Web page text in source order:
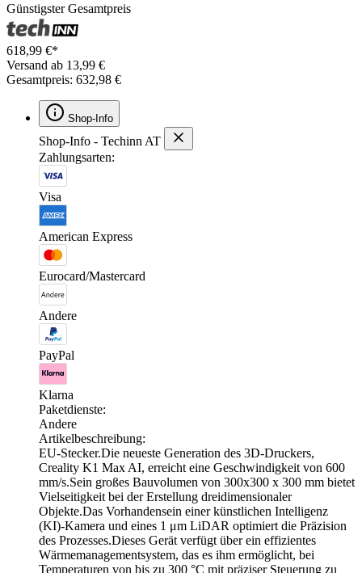
Günstigster Gesamtpreis
618,99 €*
Versand ab 13,99 €
Gesamtpreis: 632,98 €
Shop-Info
Shop-Info - Techinn AT
Zahlungsarten:
Visa
American Express
Eurocard/Mastercard
Andere
PayPal
Klarna
Paketdienste:
Andere
Artikelbeschreibung:
EU-Stecker.Die neueste Generation des 3D-Druckers,
Creality K1 Max AI, erreicht eine Geschwindigkeit von 600
mm/s.Sein großes Bauvolumen von 300x300 x 300 mm bietet
Vielseitigkeit bei der Erstellung dreidimensionaler
Objekte.Das Vorhandensein einer künstlichen Intelligenz
(KI)-Kamera und eines 1 μm LiDAR optimiert die Präzision
des Prozesses.Dieses Gerät verfügt über ein effizientes
Wärmemanagementsystem, das es ihm ermöglicht, bei
Temperaturen von bis zu 300 °C mit präziser Steuerung zu